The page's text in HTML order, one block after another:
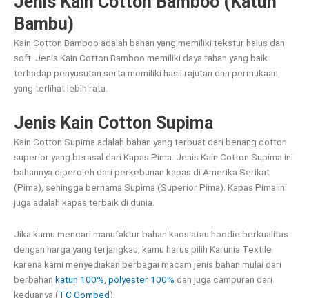
Bambu)
Kain Cotton Bamboo adalah bahan yang memiliki tekstur halus dan
soft. Jenis Kain Cotton Bamboo memiliki daya tahan yang baik
terhadap penyusutan serta memiliki hasil rajutan dan permukaan
yang terlihat lebih rata.
Jenis Kain Cotton Supima
Kain Cotton Supima adalah bahan yang terbuat dari benang cotton
superior yang berasal dari Kapas Pima. Jenis Kain Cotton Supima ini
bahannya diperoleh dari perkebunan kapas di Amerika Serikat
(Pima), sehingga bernama Supima (Superior Pima). Kapas Pima ini
juga adalah kapas terbaik di dunia.
Jika kamu mencari manufaktur bahan kaos atau hoodie berkualitas
dengan harga yang terjangkau, kamu harus pilih Karunia Textile
karena kami menyediakan berbagai macam jenis bahan mulai dari
berbahan katun 100% polyester 100% dan juga campuran dari
keduanya (TC Combed).